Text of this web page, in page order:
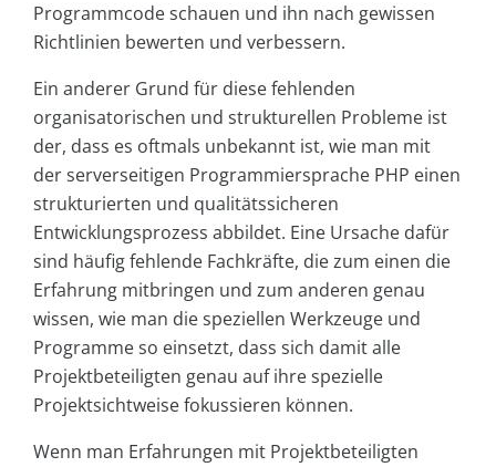
Programmcode schauen und ihn nach gewissen
Richtlinien bewerten und verbessern.
Ein anderer Grund für diese fehlenden
organisatorischen und strukturellen Probleme ist
der, dass es oftmals unbekannt ist, wie man mit
der serverseitigen Programmiersprache PHP einen
strukturierten und qualitätssicheren
Entwicklungsprozess abbildet. Eine Ursache dafür
sind häufig fehlende Fachkräfte, die zum einen die
Erfahrung mitbringen und zum anderen genau
wissen, wie man die speziellen Werkzeuge und
Programme so einsetzt, dass sich damit alle
Projektbeteiligten genau auf ihre spezielle
Projektsichtweise fokussieren können.
Wenn man Erfahrungen mit Projektbeteiligten